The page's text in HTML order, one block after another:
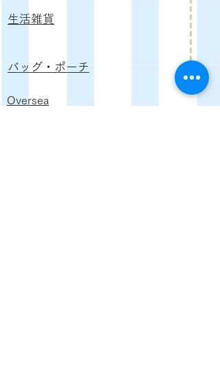
生活雑貨
バッグ・ポーチ
Oversea